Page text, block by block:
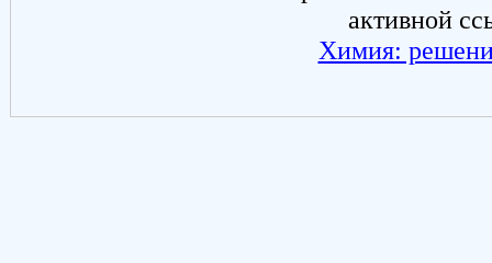
активной
Химия: